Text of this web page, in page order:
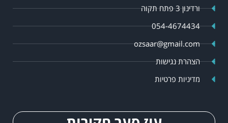
ורדינון 3 פתח תקוה
054-4674434
ozsaar@gmail.com
הצהרת נגישות
מדיניות פרטיות